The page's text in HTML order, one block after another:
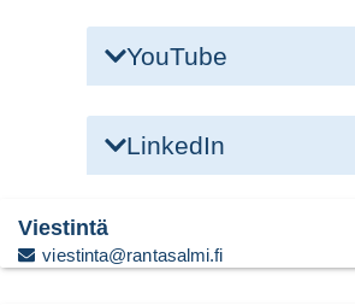
YouTube
LinkedIn
Viestintä
viestinta@rantasalmi.fi